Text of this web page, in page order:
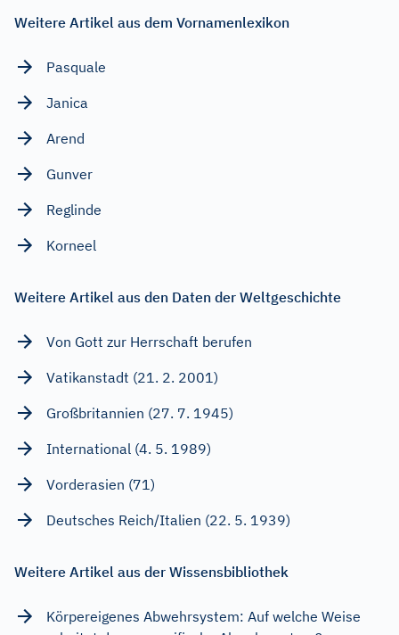
Weitere Artikel aus dem Vornamenlexikon
Pasquale
Janica
Arend
Gunver
Reglinde
Korneel
Weitere Artikel aus den Daten der Weltgeschichte
Von Gott zur Herrschaft berufen
Vatikanstadt (21. 2. 2001)
Großbritannien (27. 7. 1945)
International (4. 5. 1989)
Vorderasien (71)
Deutsches Reich/Italien (22. 5. 1939)
Weitere Artikel aus der Wissensbibliothek
Körpereigenes Abwehrsystem: Auf welche Weise